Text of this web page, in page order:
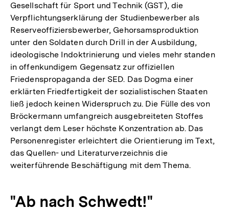
Gesellschaft für Sport und Technik (GST), die
Verpflichtungserklärung der Studienbewerber als
Reserveoffiziersbewerber, Gehorsamsproduktion
unter den Soldaten durch Drill in der Ausbildung,
ideologische Indoktrinierung und vieles mehr standen
in offenkundigem Gegensatz zur offiziellen
Friedenspropaganda der SED. Das Dogma einer
erklärten Friedfertigkeit der sozialistischen Staaten
ließ jedoch keinen Widerspruch zu. Die Fülle des von
Bröckermann umfangreich ausgebreiteten Stoffes
verlangt dem Leser höchste Konzentration ab. Das
Personenregister erleichtert die Orientierung im Text,
das Quellen- und Literaturverzeichnis die
weiterführende Beschäftigung mit dem Thema.
"Ab nach Schwedt!"